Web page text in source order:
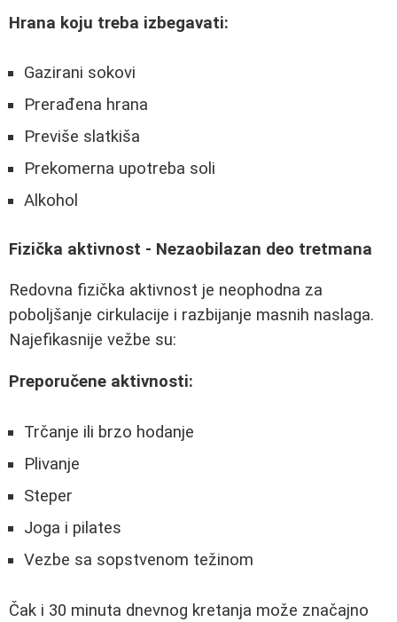
Hrana koju treba izbegavati:
Gazirani sokovi
Prerađena hrana
Previše slatkiša
Prekomerna upotreba soli
Alkohol
Fizička aktivnost - Nezaobilazan deo tretmana
Redovna fizička aktivnost je neophodna za
poboljšanje cirkulacije i razbijanje masnih naslaga.
Najefikasnije vežbe su:
Preporučene aktivnosti:
Trčanje ili brzo hodanje
Plivanje
Steper
Joga i pilates
Vezbe sa sopstvenom težinom
Čak i 30 minuta dnevnog kretanja može značajno